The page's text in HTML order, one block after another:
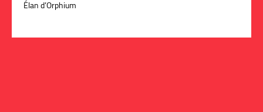
Élan d’Orphium